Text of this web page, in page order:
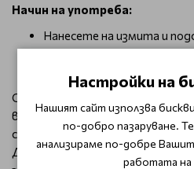
Начин на употреба:
Нанесете на измита и
Оставете да подейства
С Wella Professionals Invigo
вашата прическа ще изглежда
стилизирането ще бъде
Доверете се на Wella за
Настройки на
Нашият сайт използва
по-добро пазаруване.
анализираме по-добре
работата на